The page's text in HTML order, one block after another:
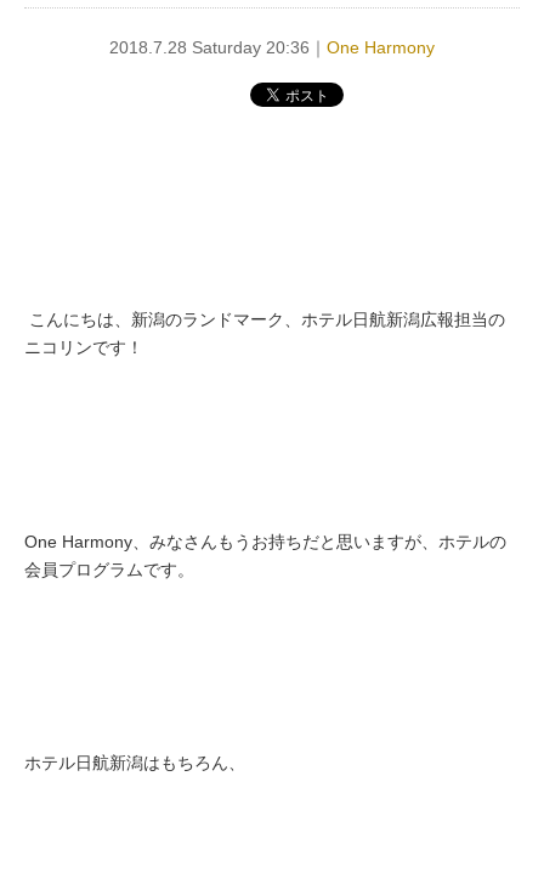
2018.7.28 Saturday 20:36｜ One Harmony
こんにちは、新潟のランドマーク、ホテル日航新潟広報担当の
ニコリンです！
One Harmony、みなさんもうお持ちだと思いますが、ホテルの
会員プログラムです。
ホテル日航新潟はもちろん、